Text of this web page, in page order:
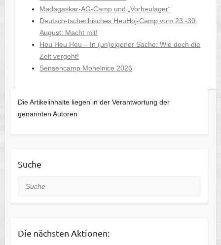
Madagaskar-AG-Camp und „Vorheulager“
Deutsch-tschechisches HeuHoj-Camp vom 23.-30.
August: Macht mit!
Heu Heu Heu – In (un)eigener Sache: Wie doch die
Zeit vergeht!
Sensencamp Mohelnice 2026
Die Artikelinhalte liegen in der Verantwortung der
genannten Autoren.
Suche
Suche
Die nächsten Aktionen: